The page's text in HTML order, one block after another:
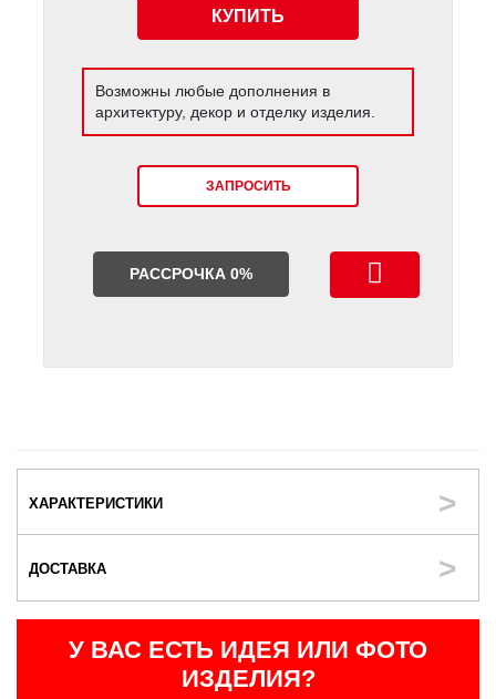
КУПИТЬ
Возможны любые дополнения в
архитектуру, декор и отделку изделия.
ЗАПРОСИТЬ
РАССРОЧКА 0%
ХАРАКТЕРИСТИКИ
ДОСТАВКА
У ВАС ЕСТЬ ИДЕЯ ИЛИ ФОТО
ИЗДЕЛИЯ?